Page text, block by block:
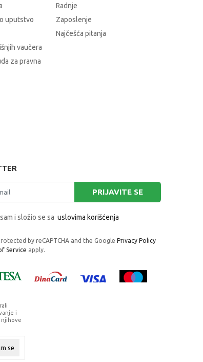
uputstvo
vaučera
za pravna
Radnje
Zaposlenje
Najčešća pitanja
PRIJAVITE SE
i složio se sa uslovima korišćenja
by reCAPTCHA and the Google Privacy Policy
Service apply.
u okrviru proizvoda, u
u svakom trenutku.
i
njihove
se